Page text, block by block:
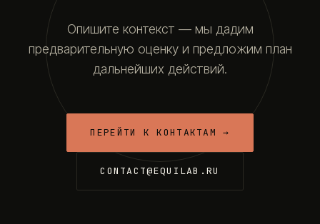
Опишите контекст — мы дадим
предварительную оценку и предложим план
дальнейших действий.
ПЕРЕЙТИ К КОНТАКТАМ →
CONTACT@EQUILAB.RU